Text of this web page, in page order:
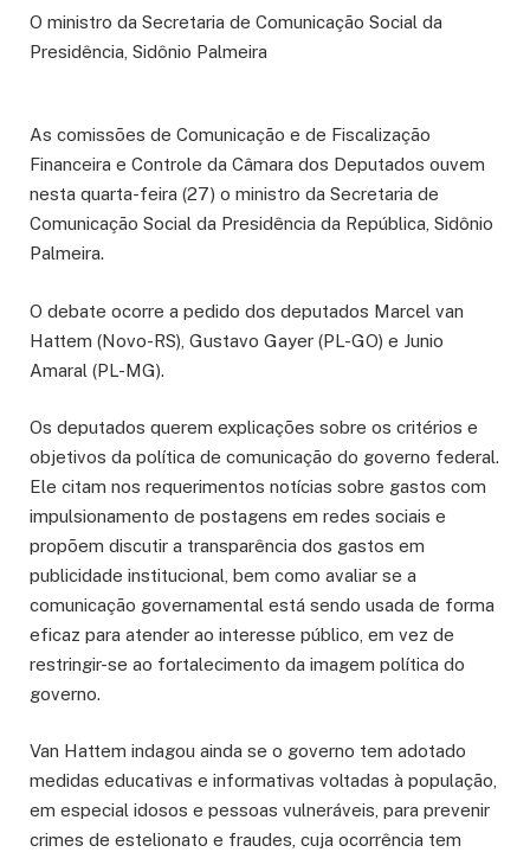
O ministro da Secretaria de Comunicação Social da
Presidência, Sidônio Palmeira
As comissões de Comunicação e de Fiscalização
Financeira e Controle da Câmara dos Deputados ouvem
nesta quarta-feira (27) o ministro da Secretaria de
Comunicação Social da Presidência da República, Sidônio
Palmeira.
O debate ocorre a pedido dos deputados Marcel van
Hattem (Novo-RS), Gustavo Gayer (PL-GO) e Junio
Amaral (PL-MG).
Os deputados querem explicações sobre os critérios e
objetivos da política de comunicação do governo federal.
Ele citam nos requerimentos notícias sobre gastos com
impulsionamento de postagens em redes sociais e
propõem discutir a transparência dos gastos em
publicidade institucional, bem como avaliar se a
comunicação governamental está sendo usada de forma
eficaz para atender ao interesse público, em vez de
restringir-se ao fortalecimento da imagem política do
governo.
Van Hattem indagou ainda se o governo tem adotado
medidas educativas e informativas voltadas à população,
em especial idosos e pessoas vulneráveis, para prevenir
crimes de estelionato e fraudes, cuja ocorrência tem